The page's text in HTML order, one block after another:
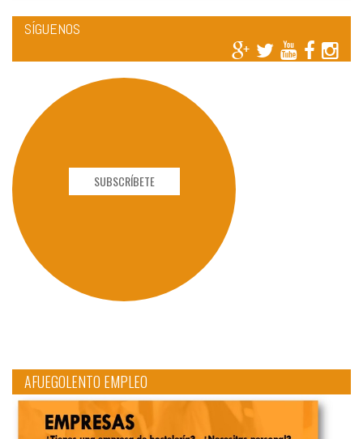
SÍGUENOS
SUBSCRÍBETE
AFUEGOLENTO EMPLEO